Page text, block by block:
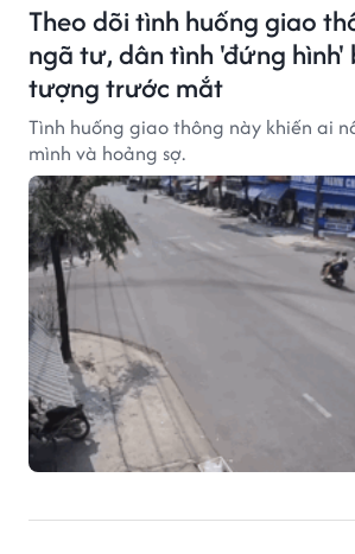
Theo dõi tình huống giao
ngã tư, dân tình 'đứng hình'
tượng trước mắt
Tình huống giao thông này khiến ai
mình và hoảng sợ.